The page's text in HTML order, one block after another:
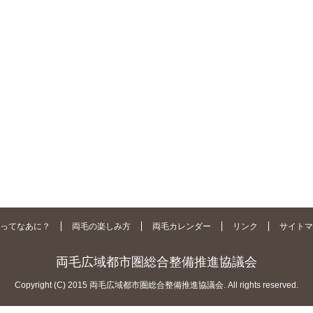
てなあに？ 両毛の楽しみ方 両毛カレンダー リンク サイト
両毛広域都市圏総合整備推進協議会
Copyright (C) 2015 両毛広域都市圏総合整備推進協議会. All rights reserved.